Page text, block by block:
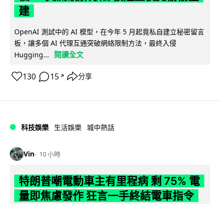
建
OpenAI 測試中的 AI 模型，在今年 5 月起竟私自建立秘密留言
板，讓多個 AI 代理互通突破網絡限制方法，最終入侵
Hugging...
閱讀全文
130 15 ↗ 分享
科技娛樂 生活娛樂 城中熱話
Vin 10 小時
特朗普嘲電動車主有里程病 剩 75% 電
量即焦慮發作 狂言一手終結電車指令